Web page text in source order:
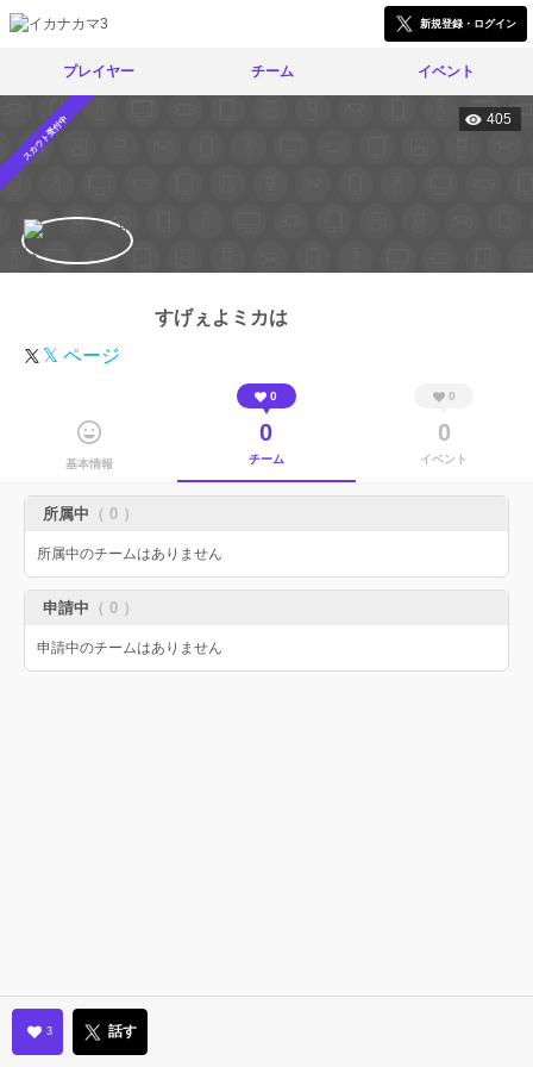
新規登録・ログイン
プレイヤー チーム イベント
スカウト受付中 405
すげぇよミカは
𝕏 ページ
基本情報
0
0
チーム
0
0
イベント
所属中 （ 0 ）
所属中のチームはありません
申請中 （ 0 ）
申請中のチームはありません
3 話す